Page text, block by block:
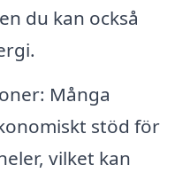
du kan också
Många
stöd för
vilket kan